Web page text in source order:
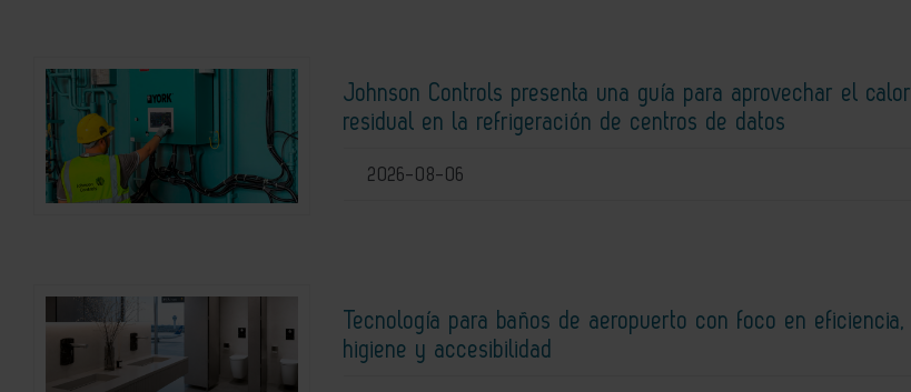
Johnson Controls presenta una guía para aprovechar el calor
residual en la refrigeración de centros de datos
2026-08-06
Tecnología para baños de aeropuerto con foco en eficiencia,
higiene y accesibilidad